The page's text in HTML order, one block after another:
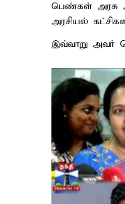
பெண்கள் அரசு
அரசியல்
இவ்வாறு அவர்